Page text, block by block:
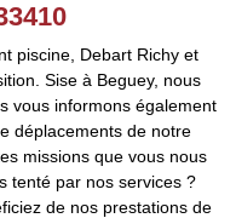
piscine, Debart Richy et
Sise à Beguey, nous
vous informons également
déplacements de notre
missions que vous nous
tenté par nos services ?
de nos prestations de